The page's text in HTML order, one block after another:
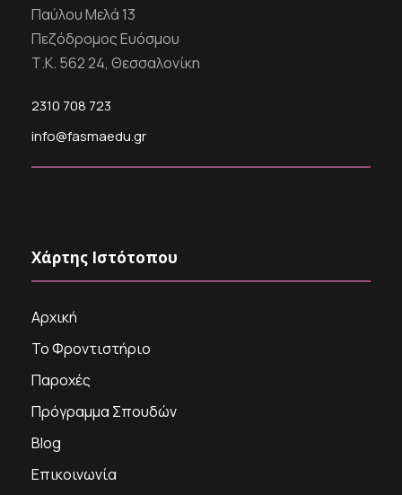
Παύλου Μελά 13
Πεζόδρομος Ευόσμου
Τ.Κ. 562 24, Θεσσαλονίκη
2310 708 723
info@fasmaedu.gr
Χάρτης Ιστότοπου
Αρχική
Το Φροντιστήριο
Παροχές
Πρόγραμμα Σπουδών
Blog
Επικοινωνία